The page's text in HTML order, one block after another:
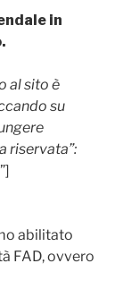
in
al sito è
su
riservata”:
abilitato
FAD, ovvero